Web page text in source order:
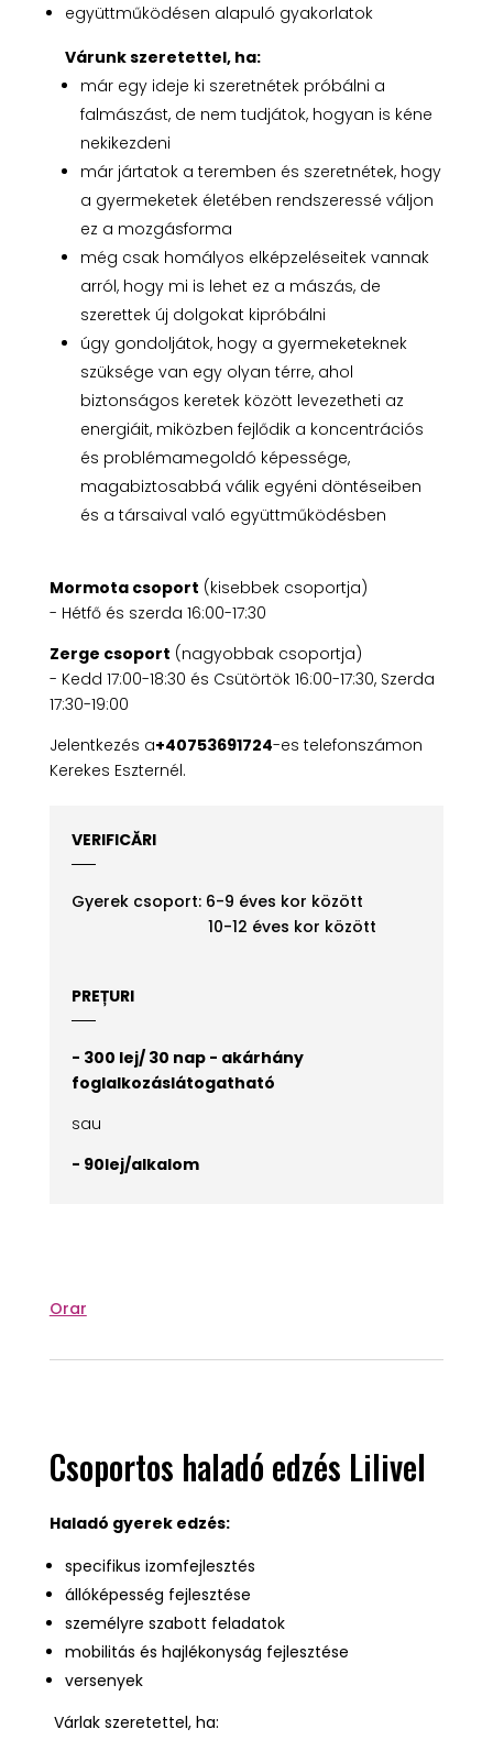
együttműködésen alapuló gyakorlatok
Várunk szeretettel, ha:
már egy ideje ki szeretnétek próbálni a
falmászást, de nem tudjátok, hogyan is kéne
nekikezdeni
már jártatok a teremben és szeretnétek, hogy
a gyermeketek életében rendszeressé váljon
ez a mozgásforma
még csak homályos elképzeléseitek vannak
arról, hogy mi is lehet ez a mászás, de
szerettek új dolgokat kipróbálni
úgy gondoljátok, hogy a gyermeketeknek
szüksége van egy olyan térre, ahol
biztonságos keretek között levezetheti az
energiáit, miközben fejlődik a koncentrációs
és problémamegoldó képessége,
magabiztosabbá válik egyéni döntéseiben
és a társaival való együttműködésben
Mormota csoport (kisebbek csoportja)
- Hétfő és szerda 16:00-17:30
Zerge csoport (nagyobbak csoportja)
- Kedd 17:00-18:30 és Csütörtök 16:00-17:30, Szerda
17:30-19:00
Jelentkezés a+40753691724-es telefonszámon
Kerekes Eszternél.
VERIFICĂRI
Gyerek csoport: 6-9 éves kor között
10-12 éves kor között
PREȚURI
- 300 lej/ 30 nap - akárhány
foglalkozáslátogatható
sau
- 90lej/alkalom
Orar
Csoportos haladó edzés Lilivel
Haladó gyerek edzés:
specifikus izomfejlesztés
állóképesség fejlesztése
személyre szabott feladatok
mobilitás és hajlékonyság fejlesztése
versenyek
Várlak szeretettel, ha: